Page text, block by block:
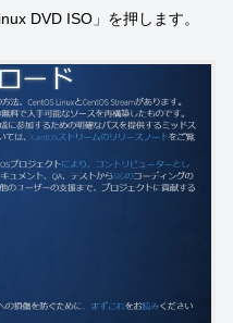
DVD ISO」を押します。